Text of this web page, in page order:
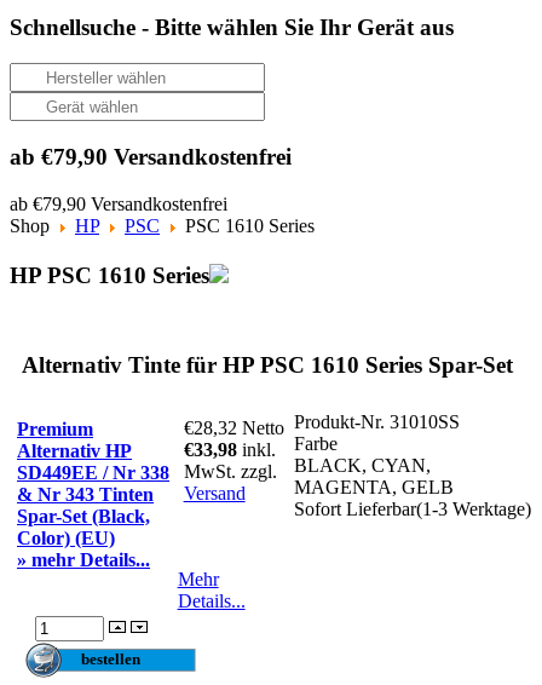
Schnellsuche - Bitte wählen Sie Ihr Gerät aus
ab €79,90 Versandkostenfrei
ab €79,90 Versandkostenfrei
Shop
HP PSC PSC 1610 Series
HP PSC 1610 Series
Alternativ Tinte für HP PSC 1610 Series Spar-Set
Premium
Alternativ HP
SD449EE / Nr 338
& Nr 343 Tinten
Spar-Set (Black,
Color) (EU)
» mehr Details...
€28,32 Netto
€33,98 inkl.
MwSt. zzgl.
Versand
Produkt-Nr. 31010SS
Farbe
BLACK, CYAN,
MAGENTA, GELB
Sofort Lieferbar(1-3 Werktage)
Mehr
Details...